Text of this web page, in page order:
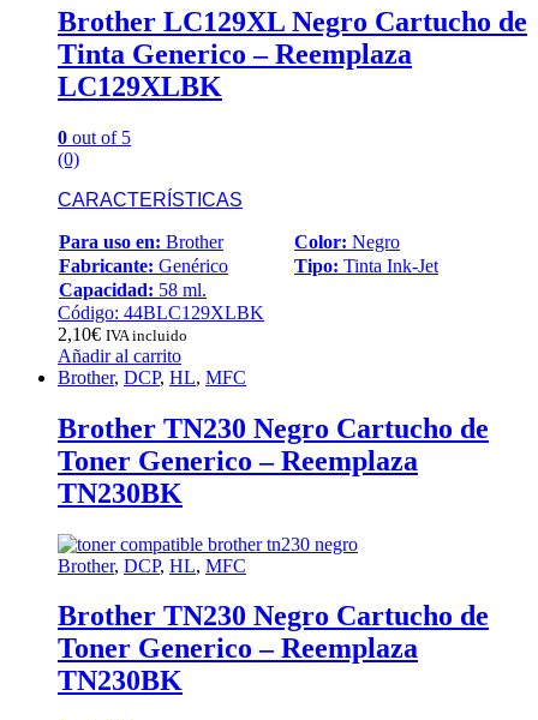
Brother LC129XL Negro Cartucho de
Tinta Generico – Reemplaza
LC129XLBK
0 out of 5
(0)
CARACTERÍSTICAS
Para uso en: Brother Color: Negro
Fabricante: Genérico Tipo: Tinta Ink-Jet
Capacidad: 58 ml.
Código: 44BLC129XLBK
2,10€ IVA incluido
Añadir al carrito
Brother, DCP, HL, MFC
Brother TN230 Negro Cartucho de
Toner Generico – Reemplaza
TN230BK
Brother, DCP, HL, MFC
Brother TN230 Negro Cartucho de
Toner Generico – Reemplaza
TN230BK